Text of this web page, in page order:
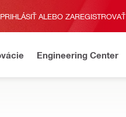
PRIHLÁSIŤ ALEBO ZAREGISTROVAŤ
Engineering Center